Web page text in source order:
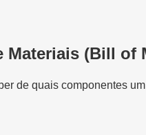
Materiais (Bill of
de quais componentes